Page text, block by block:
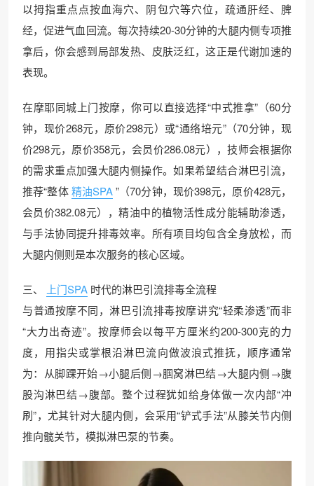
以拇指重点点按血海穴、阴包穴等穴位，疏通肝经、脾
经，促进气血回流。每次持续20-30分钟的大腿内侧专项推
拿后，你会感到局部发热、皮肤泛红，这正是代谢加速的
表现。
在摩耶同城上门按摩，你可以直接选择“中式推拿”（60分
钟，现价268元，原价298元）或“通络培元”（70分钟，现
价298元，原价358元，会员价286.08元），技师会根据你
的需求重点加强大腿内侧操作。如果希望结合淋巴引流，
推荐“整体 精油SPA”（70分钟，现价398元，原价428元，
会员价382.08元），精油中的植物活性成分能辅助渗透，
与手法协同提升排毒效率。所有项目均包含全身放松，而
大腿内侧则是本次服务的核心区域。
三、 上门SPA 时代的淋巴引流排毒全流程
与普通按摩不同，淋巴引流排毒按摩讲究“轻柔渗透”而非
“大力出奇迹”。按摩师会以每平方厘米约200-300克的力
度，用指尖或掌根沿淋巴流向做波浪式推抚，顺序通常
为：从脚踝开始→小腿后侧→腘窝淋巴结→大腿内侧→腹
股沟淋巴结→腹部。整个过程犹如给身体做一次内部“冲
刷”，尤其针对大腿内侧，会采用“铲式手法”从膝关节内侧
推向髋关节，模拟淋巴泵的节奏。